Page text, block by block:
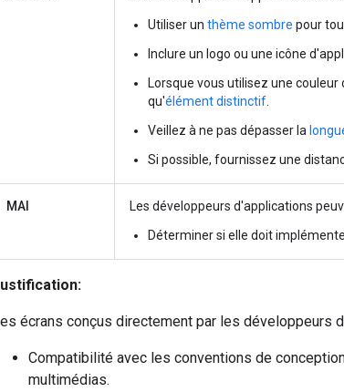
Utiliser un thème sombre pour
Inclure un logo ou une icône
Lorsque vous utilisez une
qu'élément distinctif
Veillez à ne pas dépasser la
Si possible, fournissez une
MAI
Les développeurs d'applications
Déterminer si elle doit
écrans conçus directement par les développeurs
Compatibilité avec les conventions de
multimédias.